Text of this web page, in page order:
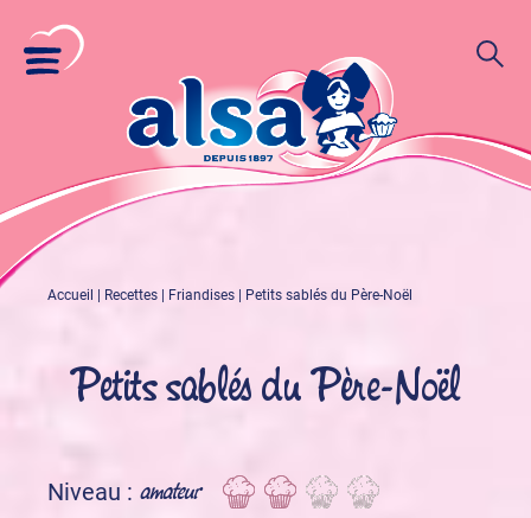
Accueil Recettes Friandises Petits sablés du Père-Noël
Petits sablés du Père-Noël
Niveau : amateur